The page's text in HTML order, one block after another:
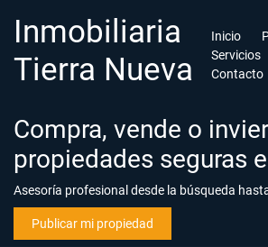
Inmobiliaria
Tierra Nueva
Inicio
Servicios
Contacto
Compra, vende o
propiedades seguras
Asesoría profesional desde la búsqueda
Publicar mi propiedad